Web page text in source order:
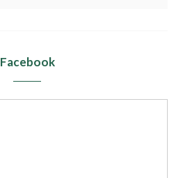
Facebook